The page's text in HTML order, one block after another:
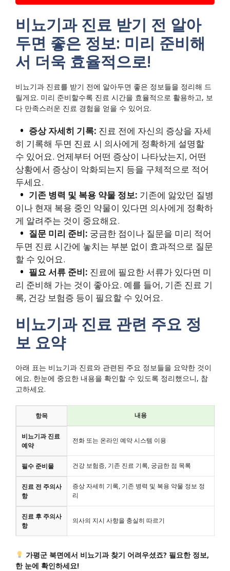
비뇨기과 진료 받기 전 알아
두면 좋은 정보: 미리 준비해
서 더욱 효율적으로!
비뇨기과 진료를 받기 전에 알아두면 좋은 정보들을 정리해 드
릴게요. 미리 준비할수록 진료 시간을 효율적으로 활용하고, 보
다 만족스러운 진료 경험을 얻을 수 있어요.
증상 자세히 기록: 진료 전에 자신의 증상을 자세
히 기록해 두면 진료 시 의사에게 정확하게 설명할
수 있어요. 언제부터 어떤 증상이 나타났는지, 어떤
상황에서 증상이 악화되는지 등을 구체적으로 적어
두세요.
기존 병력 및 복용 약물 정보: 기존에 앓았던 질병
이나 현재 복용 중인 약물이 있다면 의사에게 정확하
게 알려주는 것이 중요해요.
질문 미리 준비: 궁금한 점이나 질문을 미리 적어
두면 진료 시간에 놓치는 부분 없이 효과적으로 질문
할 수 있어요.
필요 서류 준비: 진료에 필요한 서류가 있다면 미
리 준비해 가는 것이 좋아요. 예를 들어, 기존 진료 기
록, 건강 보험증 등이 필요할 수 있어요.
비뇨기과 진료 관련 주요 정
보 요약
아래 표는 비뇨기과 진료와 관련된 주요 정보들을 요약한 것이
에요. 한눈에 중요한 내용을 확인할 수 있도록 정리했으니, 참
고하세요.
항목 내용
비뇨기과 진료
예약
전화 또는 온라인 예약 시스템 이용
필수 준비물 건강 보험증, 기존 진료 기록, 궁금한 점 목록
진료 전 주의사
항
증상 자세히 기록, 기존 병력 및 복용 약물 정보 정
리
진료 후 주의사
항
의사의 지시 사항을 충실히 따르기
가평군 북면에서 비뇨기과 찾기 어려우셨죠? 필요한 정보,
한 눈에 확인하세요!